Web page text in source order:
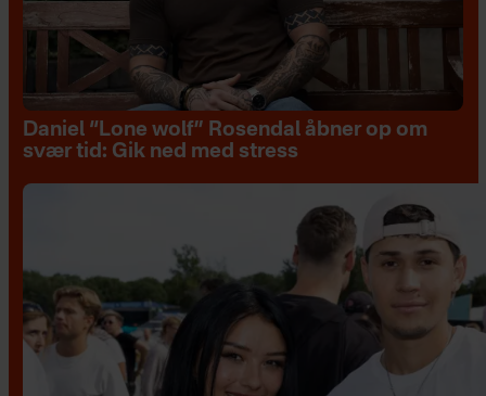
Daniel “Lone wolf” Rosendal åbner op om
svær tid: Gik ned med stress